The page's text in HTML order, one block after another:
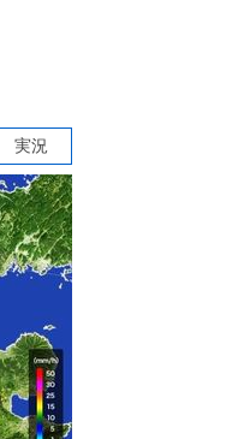
実況